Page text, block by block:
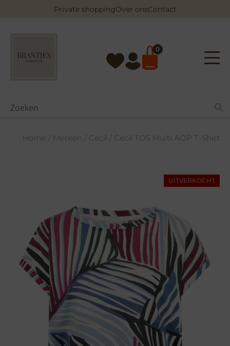
Private shoppingOver onsContact
0
Home / Merken / Cecil / Cecil TOS Multi AOP T-Shirt
UITVERKOCHT